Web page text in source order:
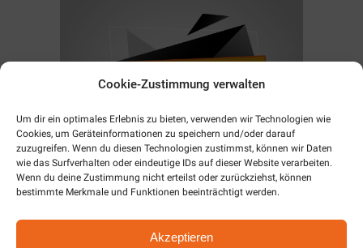
Cookie-Zustimmung verwalten
Um dir ein optimales Erlebnis zu bieten, verwenden wir Technologien wie
Cookies, um Geräteinformationen zu speichern und/oder darauf
zuzugreifen. Wenn du diesen Technologien zustimmst, können wir Daten
wie das Surfverhalten oder eindeutige IDs auf dieser Website verarbeiten.
Wenn du deine Zustimmung nicht erteilst oder zurückziehst, können
bestimmte Merkmale und Funktionen beeinträchtigt werden.
Akzeptieren